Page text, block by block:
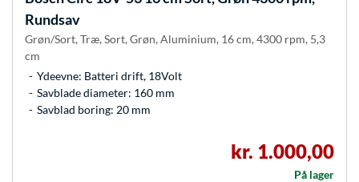
Rundsav
Grøn/Sort, Træ, Sort, Grøn, Aluminium, 16 cm, 4300 rpm, 5,3
cm
Ydeevne: Batteri drift, 18Volt
Savblade diameter: 160 mm
Savblad boring: 20 mm
kr. 1.000,00
På lager